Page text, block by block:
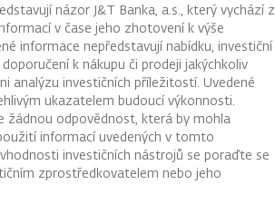
názor J&T Banka, a.s., který vychází z
v čase jeho zhotovení k výše
informace nepředstavují nabídku, investiční
k nákupu či prodeji jakýchkoliv
analýzu investičních příležitostí. Uvedené
ukazatelem budoucí výkonnosti.
žádnou odpovědnost, která by mohla
informací uvedených v tomto
investičních nástrojů se poraďte se
zprostředkovatelem nebo jeho